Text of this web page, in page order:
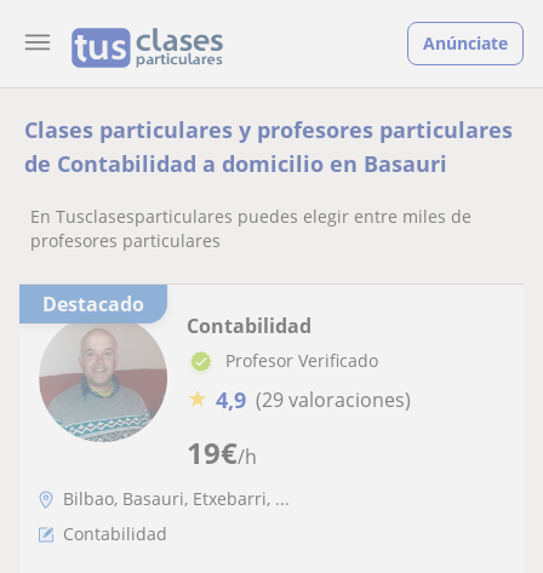
Anúnciate
Clases particulares y profesores particulares
de Contabilidad a domicilio en Basauri
En Tusclasesparticulares puedes elegir entre miles de
profesores particulares
Destacado
19€/h
Contabilidad
Profesor Verificado
★ 4,9 (29 valoraciones)
Bilbao, Basauri, Etxebarri, ...
Contabilidad